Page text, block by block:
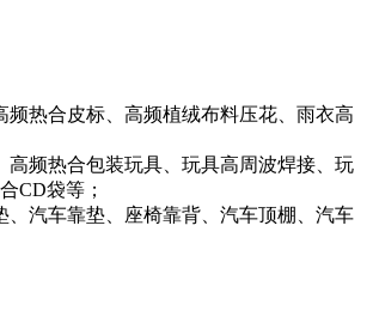
热合皮标、高频植绒布料压花、雨衣高
频热合包装玩具、玩具高周波焊接、玩
CD袋等；
汽车靠垫、座椅靠背、汽车顶棚、汽车